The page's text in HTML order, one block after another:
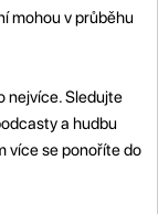
mohou v průběhu
nejvíce. Sledujte
a hudbu
více se ponoříte do